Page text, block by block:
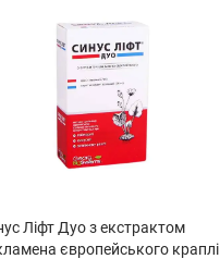
Ліфт Дуо з екстрактом
європейського краплі